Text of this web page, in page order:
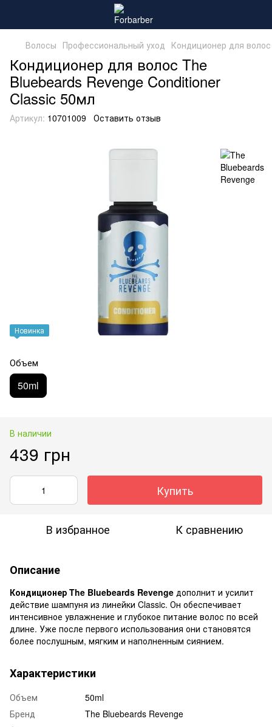
Волосы Профессиональный уход Кондиционер для волос
Кондиционер для волос The
Bluebeards Revenge Conditioner
Classic 50мл
Артикул: 10701009 Оставить отзыв
Новинка
Объем
50ml
В наличии
439 грн
Купить
В избранное К сравнению
Описание
Кондиционер The Bluebeards Revenge дополнит и усилит
действие шампуня из линейки Classic. Он обеспечивает
интенсивное увлажнение и глубокое питание волос по всей
длине. Уже после первого использования они становятся
более послушным, мягким и наполненным сиянием.
Характеристики
Объем
50ml
Бренд
The Bluebeards Revenge